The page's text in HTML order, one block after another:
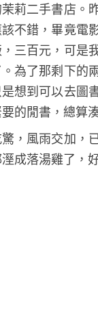
莉二手書店。
不錯，畢竟電
三百元，可是
為了那剩下的
想到可以去圖
的閒書，總算
，風雨交加，
成落湯雞了，